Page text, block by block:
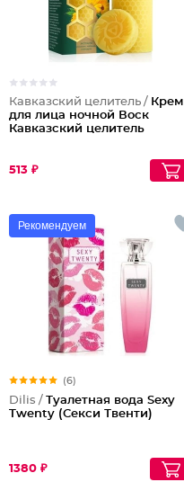
Кавказский целитель / Крем
для лица ночной Воск
Кавказский целитель
513 ₽
Рекомендуем
(6)
Dilis / Туалетная вода Sexy
Twenty (Секси Твенти)
1380 ₽